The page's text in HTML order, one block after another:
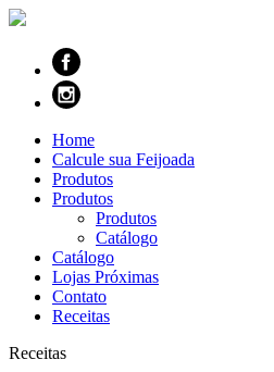
Home
Calcule sua Feijoada
Produtos
Produtos
Produtos
Catálogo
Catálogo
Lojas Próximas
Contato
Receitas
Receitas